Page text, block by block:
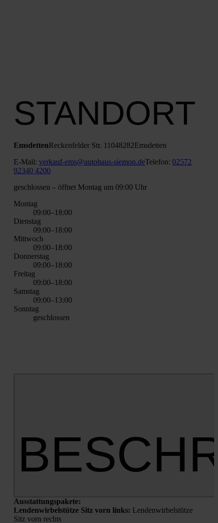
STANDORT
Ems­det­tenRecken­fel­der Str. 11048282Ems­det­ten
E‑Mail: verkauf-ems@autohaus-siemon.deTele­fon: 02572
92340 4200
geschlos­sen – öff­net Mon­tag um 09:00 Uhr
Mon­tag
09:00–18:00
Diens­tag
09:00–18:00
Mitt­woch
09:00–18:00
Don­ners­tag
09:00–18:00
Frei­tag
09:00–18:00
Sams­tag
09:00–13:00
Sonn­tag
geschlos­sen
Aus­stat­tungs­pa­ke­te:
Len­den­wir­bel­stüt­ze Sitz vorn links: Len­den­wir­bel­stüt­ze
Sitz vorn rechts